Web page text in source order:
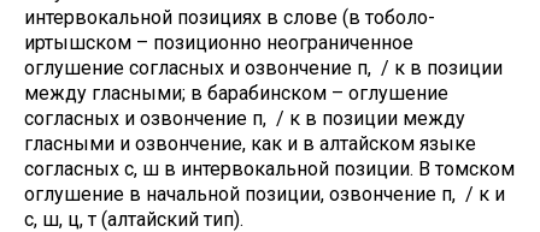
интервокальной позициях в слове (в тоболо-
иртышском – позиционно неограниченное
оглушение согласных и озвончение п, қ / к в позиции
между гласными; в барабинском – оглушение
согласных и озвончение п, қ / к в позиции между
гласными и озвончение, как и в алтайском языке
согласных с, ш в интервокальной позиции. В томском
оглушение в начальной позиции, озвончение п, қ / к и
с, ш, ц, т (алтайский тип).